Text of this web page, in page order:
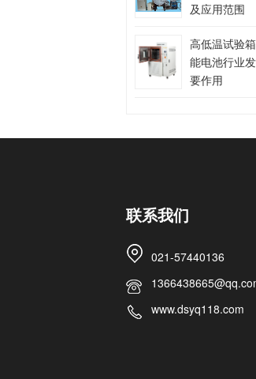
及应用范围
高低温试验
能电池行业
要作用
联系我们
021-57440136
www.dsyq118.com